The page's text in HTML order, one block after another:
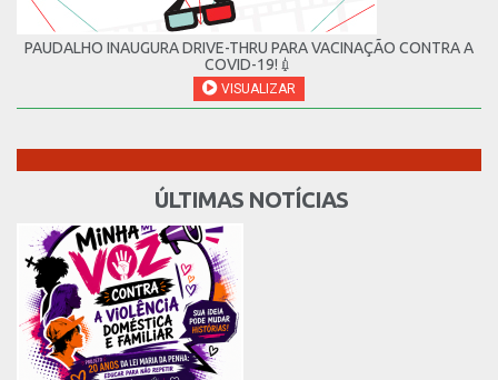
PAUDALHO INAUGURA DRIVE-THRU PARA VACINAÇÃO CONTRA A
COVID-19!💉
VISUALIZAR
ÚLTIMAS NOTÍCIAS